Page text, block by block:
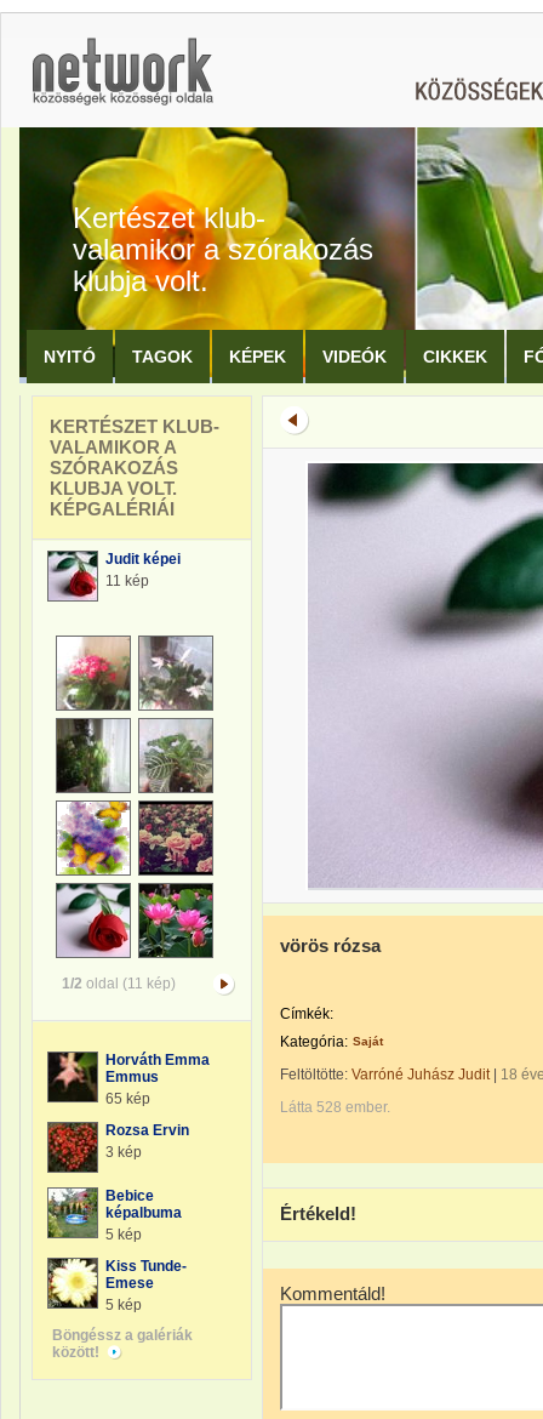
Kertészet klub-
valamikor a szórakozás
klubja volt.
NYITÓ TAGOK KÉPEK VIDEÓK CIKKEK
KERTÉSZET KLUB-
VALAMIKOR A
SZÓRAKOZÁS
KLUBJA VOLT.
KÉPGALÉRIÁI
Judit képei
11 kép
1/2 oldal (11 kép)
Horváth Emma
Emmus
65 kép
Rozsa Ervin
3 kép
Bebice
képalbuma
5 kép
Kiss Tunde-
Emese
5 kép
Böngéssz a galériák
között!
vörös rózsa
Címkék:
Kategória: Saját
Feltöltötte: Varróné Juhász Judit| 18
Látta 528 ember.
Értékeld!
Kommentáld!